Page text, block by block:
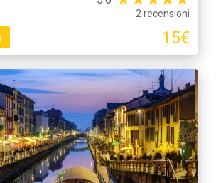
2 recensioni
15€